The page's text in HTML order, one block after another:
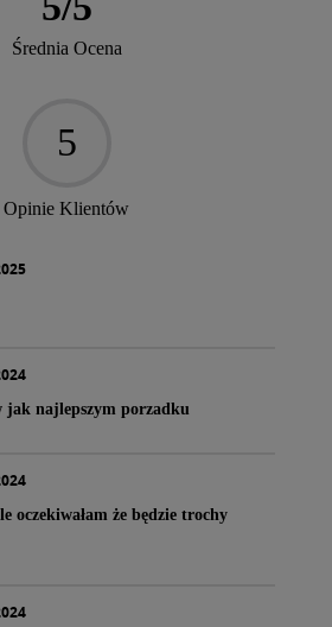
Średnia Ocena
5
Opinie Klientów
jak najlepszym porzadku
oczekiwałam że będzie trochy